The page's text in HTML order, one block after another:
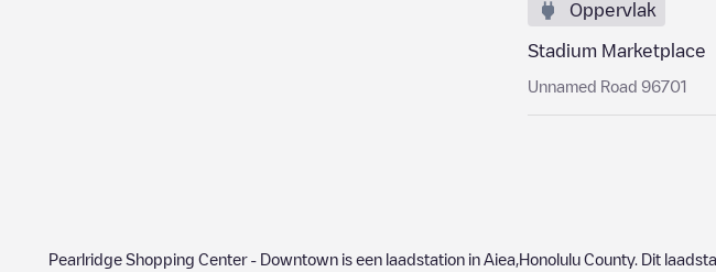
Oppervlak
Stadium Marketplace
Unnamed Road 96701
Pearlridge Shopping Center - Downtown is een laadstation in Aiea Honolulu County. Dit